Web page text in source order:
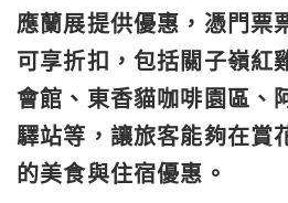
應蘭展提供優惠，憑門票
可享折扣，包括關子嶺紅
會館、東香貓咖啡園區、
驛站等，讓旅客能夠在賞
的美食與住宿優惠。